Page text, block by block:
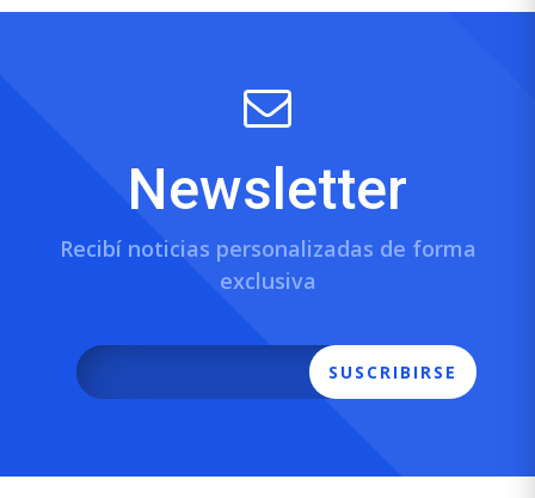
Newsletter
Recibí noticias personalizadas de forma
exclusiva
SUSCRIBIRSE